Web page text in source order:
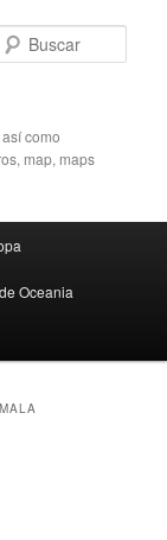
como
map, maps
Oceania